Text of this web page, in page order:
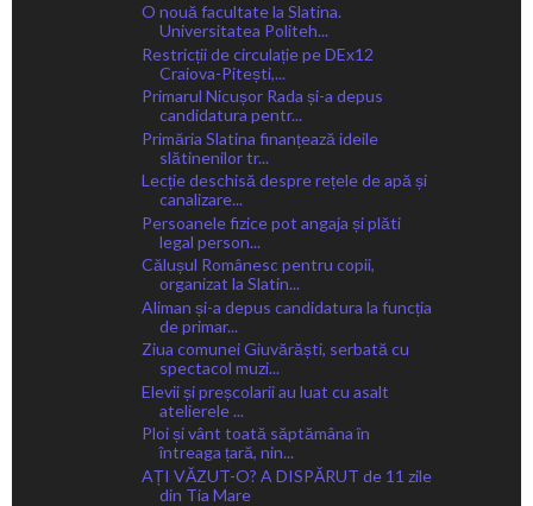
O nouă facultate la Slatina.
Universitatea Politeh...
Restricții de circulație pe DEx12
Craiova-Pitești,...
Primarul Nicușor Rada și-a depus
candidatura pentr...
Primăria Slatina finanțează ideile
slătinenilor tr...
Lecție deschisă despre rețele de apă și
canalizare...
Persoanele fizice pot angaja și plăti
legal person...
Călușul Românesc pentru copii,
organizat la Slatin...
Aliman și-a depus candidatura la funcția
de primar...
Ziua comunei Giuvărăști, serbată cu
spectacol muzi...
Elevii și preșcolarii au luat cu asalt
atelierele ...
Ploi și vânt toată săptămâna în
întreaga țară, nin...
AȚI VĂZUT-O? A DISPĂRUT de 11 zile
din Tia Mare